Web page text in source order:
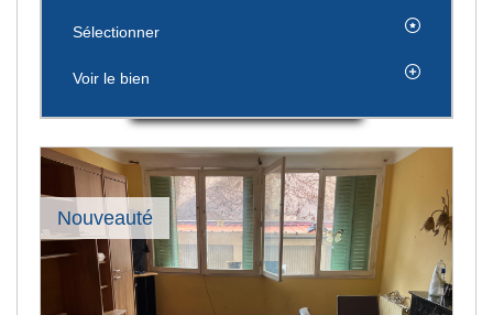
Sélectionner
Voir le bien
Nouveauté